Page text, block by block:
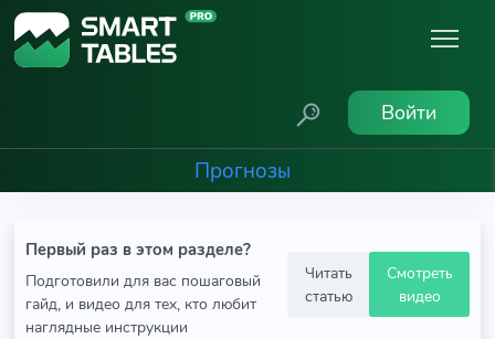
Войти
Прогнозы
Первый раз в этом разделе?
Подготовили для вас пошаговый
гайд, и видео для тех, кто любит
наглядные инструкции
Читать
статью
Смотреть
видео